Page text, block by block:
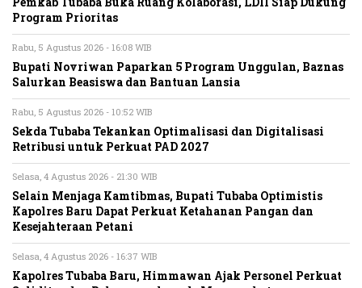
Program Prioritas
Rabu, 5 Agustus 2026 - 16:08 WIB
Bupati Novriwan Paparkan 5 Program Unggulan, Baznas
Salurkan Beasiswa dan Bantuan Lansia
Rabu, 5 Agustus 2026 - 10:52 WIB
Sekda Tubaba Tekankan Optimalisasi dan Digitalisasi
Retribusi untuk Perkuat PAD 2027
Selasa, 4 Agustus 2026 - 21:30 WIB
Selain Menjaga Kamtibmas, Bupati Tubaba Optimistis
Kapolres Baru Dapat Perkuat Ketahanan Pangan dan
Kesejahteraan Petani
Selasa, 4 Agustus 2026 - 16:37 WIB
Kapolres Tubaba Baru, Himmawan Ajak Personel Perkuat